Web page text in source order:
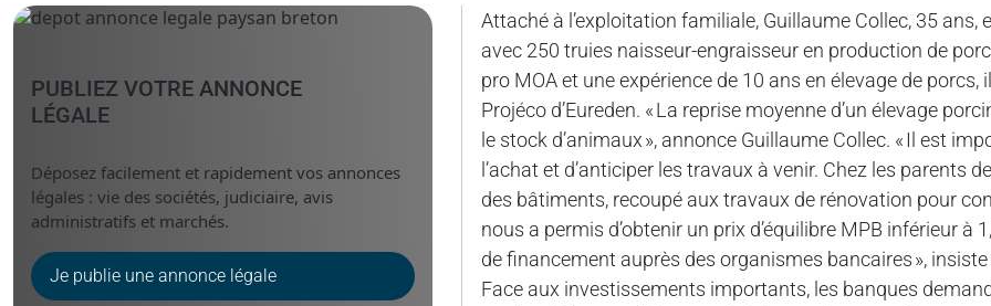
Attaché à l’exploitation familiale, Guillaume Collec, 35
avec 250 truies naisseur-engraisseur en production de
pro MOA et une expérience de 10 ans en élevage de
Projéco d’Eureden. « La reprise moyenne d’un élevage
le stock d’animaux », annonce Guillaume Collec. « Il est
l’achat et d’anticiper les travaux à venir. Chez les parents
des bâtiments, recoupé aux travaux de rénovation pour
nous a permis d’obtenir un prix d’équilibre MPB inférieur
de financement auprès des organismes bancaires »,
Face aux investissements importants, les banques
PUBLIEZ VOTRE ANNONCE
LÉGALE
Déposez facilement et rapidement vos annonces
légales : vie des sociétés, judiciaire, avis
administratifs et marchés.
Je publie une annonce légale